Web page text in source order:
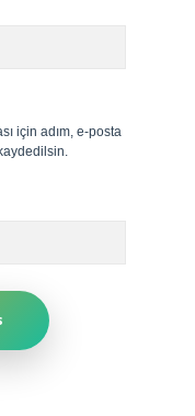
için adım, e-posta